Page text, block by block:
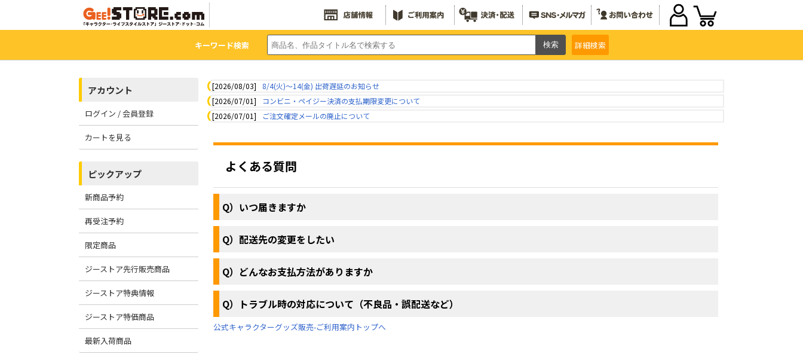
キーワード検索 詳細検索
アカウント
ログイン / 会員登録
カートを見る
ピックアップ
新商品予約
再受注予約
限定商品
ジーストア先行販売商品
ジーストア特典情報
ジーストア特価商品
最新入荷商品
[2026/08/03]
8/4(火)～14(金) 出荷遅延のお知らせ
[2026/07/01]
コンビニ・ペイジー決済の支払期限変更について
[2026/07/01]
ご注文確定メールの廃止について
よくある質問
Q）いつ届きますか
Q）配送先の変更をしたい
Q）どんなお支払方法がありますか
Q）トラブル時の対応について（不良品・誤配送など）
公式キャラクターグッズ販売-ご利用案内トップへ